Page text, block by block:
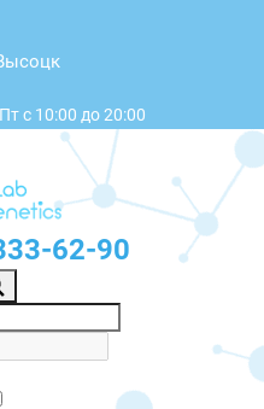
с 10:00 до 20:00
62-90